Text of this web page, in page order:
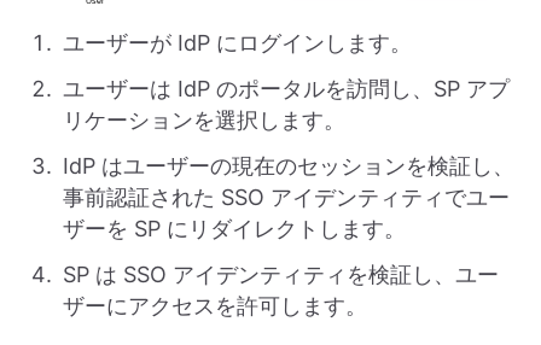
ユーザーが IdP にログインします。
ユーザーは IdP のポータルを訪問し、SP アプ
リケーションを選択します。
IdP はユーザーの現在のセッションを検証し、
事前認証された SSO アイデンティティでユー
ザーを SP にリダイレクトします。
SP は SSO アイデンティティを検証し、ユー
ザーにアクセスを許可します。